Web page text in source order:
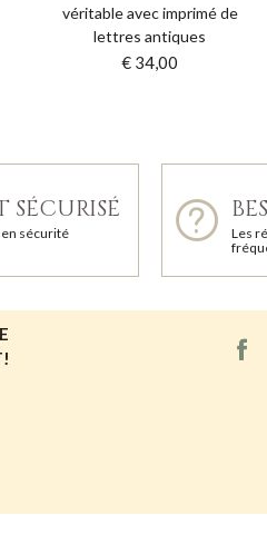
véritable avec imprimé de
lettres antiques
€ 34,00
SÉCURISÉ
sécurité
Les